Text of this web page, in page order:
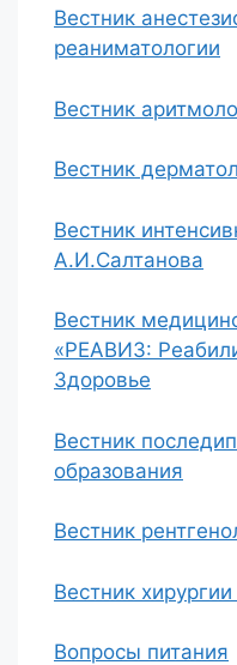
Вестник
реаниматологии
Вестник
Вестник
Вестник
А.И.Салтанова
Вестник
«РЕАВИЗ:
Здоровье
Вестник
образования
Вестник
Вестник
Вопросы питания